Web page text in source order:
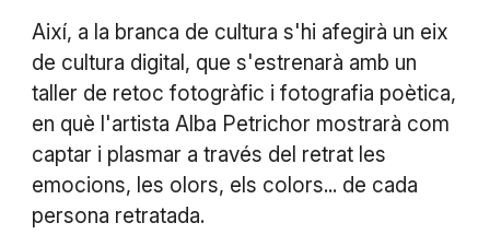
Així, a la branca de cultura s'hi afegirà un eix
de cultura digital, que s'estrenarà amb un
taller de retoc fotogràfic i fotografia poètica,
en què l'artista Alba Petrichor mostrarà com
captar i plasmar a través del retrat les
emocions, les olors, els colors... de cada
persona retratada.